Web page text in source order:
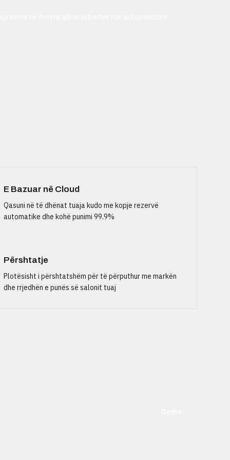
E Bazuar në Cloud
Qasuni në të dhënat tuaja kudo me kopje rezervë
automatike dhe kohë punimi 99.9%
Përshtatje
Plotësisht i përshtatshëm për të përputhur me markën
dhe rrjedhën e punës së salonit tuaj